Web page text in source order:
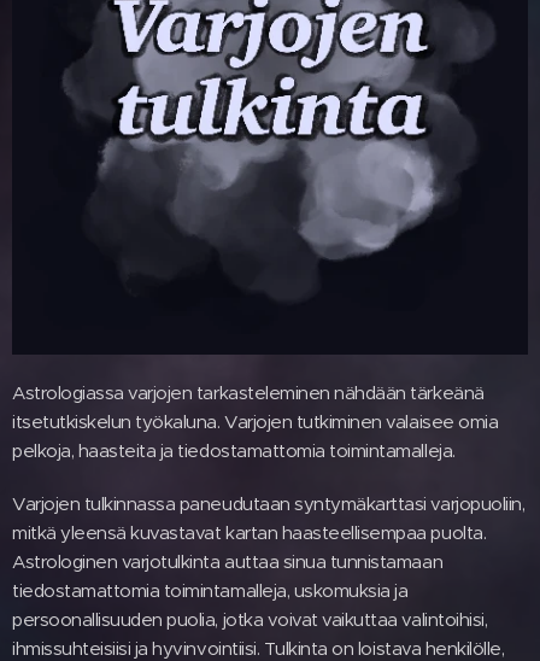
Astrologiassa varjojen tarkasteleminen nähdään tärkeänä
itsetutkiskelun työkaluna. Varjojen tutkiminen valaisee omia
pelkoja, haasteita ja tiedostamattomia toimintamalleja.
Varjojen tulkinnassa paneudutaan syntymäkarttasi varjopuoliin,
mitkä yleensä kuvastavat kartan haasteellisempaa puolta.
Astrologinen varjotulkinta auttaa sinua tunnistamaan
tiedostamattomia toimintamalleja, uskomuksia ja
persoonallisuuden puolia, jotka voivat vaikuttaa valintoihisi,
ihmissuhteisiisi ja hyvinvointiisi. Tulkinta on loistava henkilölle,